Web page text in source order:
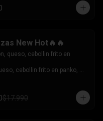
3 SALSAS - 2 PALITOS
New Hot🔥🔥
queso, cebollin frito en
cebollin frito en panko,
salsa tari y dulce.
cebollin frito en panko.
$17.990